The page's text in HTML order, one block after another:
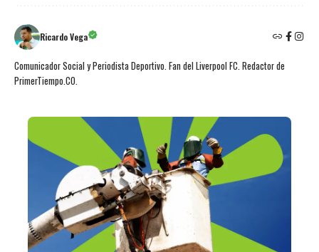
Ricardo Vega
Comunicador Social y Periodista Deportivo. Fan del Liverpool FC. Redactor de
PrimerTiempo.CO.